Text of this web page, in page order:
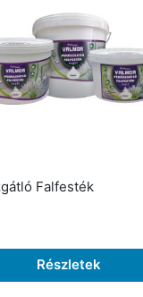
Falfesték
Részletek